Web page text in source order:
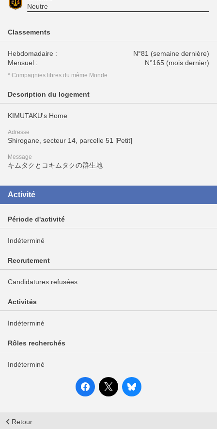
Neutre
Classements
Hebdomadaire :
N°81 (semaine dernière)
Mensuel :
N°165 (mois dernier)
* Compagnies libres du même Monde
Description du logement
KIMUTAKU's Home
Adresse
Shirogane, secteur 14, parcelle 51 [Petit]
Message
キムタクとコキムタクの群生地
Activité
Période d'activité
Indéterminé
Recrutement
Candidatures refusées
Activités
Indéterminé
Rôles recherchés
Indéterminé
Retour